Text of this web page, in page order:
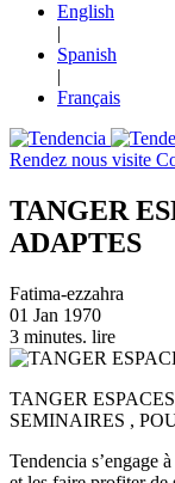
English
|
Spanish
|
Français
Rendez nous visite
TANGER
ADAPTES
Fatima-ezzahra
01 Jan 1970
3 minutes. lire
TANGER
SEMINAIRES ,
Tendencia s’engage